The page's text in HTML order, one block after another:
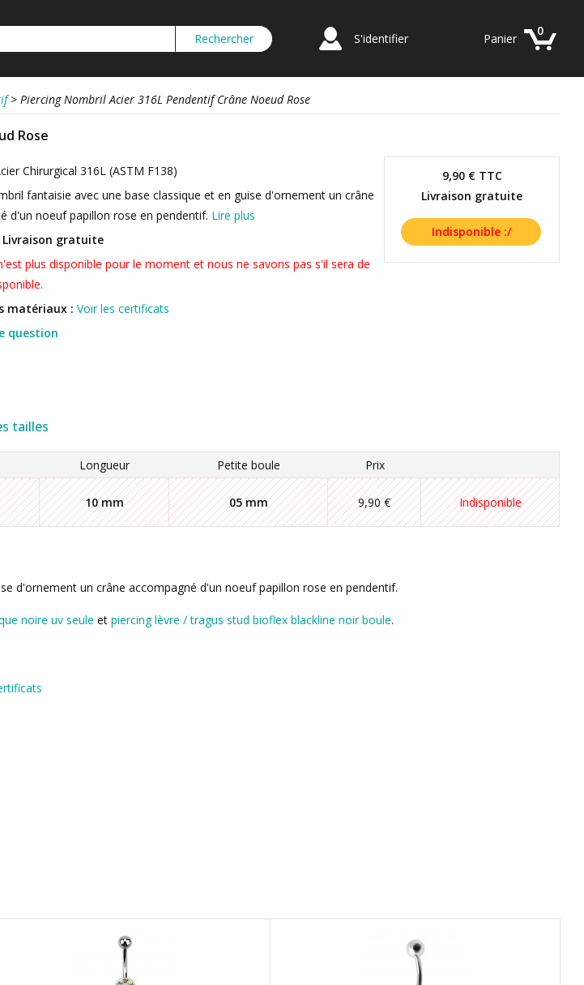
S'identifier
0
Panier
> Piercing Nombril Acier 316L Pendentif Crâne Noeud Rose
Rose
9,90 €TTC
Livraison gratuite
Chirurgical 316L (ASTM F138)
fantaisie avec une base classique et en guise d'ornement un crâne
d'un noeuf papillon rose en pendentif. Lire plus
Livraison gratuite
plus disponible pour le moment et nous ne savons pas s'il sera de
matériaux : Voir les certificats
question
tailles
Longueur Petite boule Prix
10 mm 05 mm 9,90 € Indisponible
d'ornement un crâne accompagné d'un noeuf papillon rose en pendentif.
noire uv seule et piercing lèvre / tragus stud bioflex blackline noir boule.